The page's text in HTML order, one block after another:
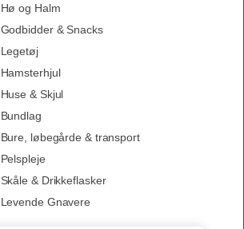
Hø og Halm
Godbidder & Snacks
Legetøj
Hamsterhjul
Huse & Skjul
Bundlag
Bure, løbegårde & transport
Pelspleje
Skåle & Drikkeflasker
Levende Gnavere